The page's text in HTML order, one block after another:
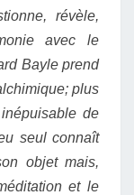
révèle,
avec le
Bayle prend
plus
de
seul connaît
objet mais,
et le